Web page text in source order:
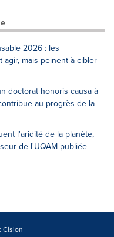
2026 : les
mais peinent à cibler
doctorat honoris causa à
au progrès de la
l'aridité de la planète,
de l'UQAM publiée
Cision